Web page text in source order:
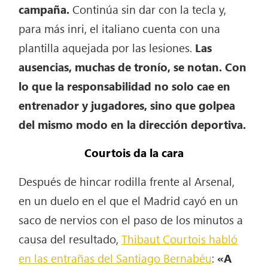
campaña. Continúa sin dar con la tecla y,
para más inri, el italiano cuenta con una
plantilla aquejada por las lesiones. Las
ausencias, muchas de tronío, se notan. Con
lo que la responsabilidad no solo cae en
entrenador y jugadores, sino que golpea
del mismo modo en la dirección deportiva.
Courtois da la cara
Después de hincar rodilla frente al Arsenal,
en un duelo en el que el Madrid cayó en un
saco de nervios con el paso de los minutos a
causa del resultado,Thibaut Courtois habló
en las entrañas del Santiago Bernabéu:«A